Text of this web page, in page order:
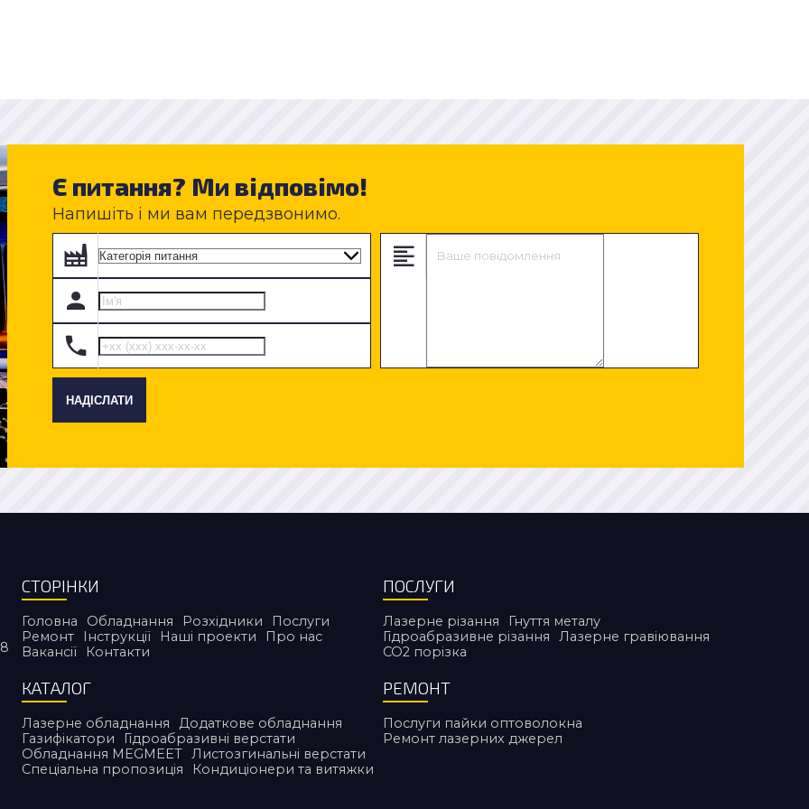
Є питання? Ми відповімо!
Напишіть і ми вам передзвонимо.
НАДІСЛАТИ
СТОРІНКИ
Головна Обладнання Розхідники
Послуги
Ремонт
Інструкції Наші проекти
Про нас
Вакансії
Контакти
КАТАЛОГ
Лазерне обладнання
Додаткове обладнання
Газифікатори
Гідроабразивні верстати
Обладнання MEGMEET Листозгинальні верстати
Спеціальна пропозиція
Кондиціонери та витяжки
ПОСЛУГИ
Лазерне різання
Гнуття металу
Гідроабразивне різання
Лазерне гравіювання
CO2 порiзка
РЕМОНТ
Послуги пайки оптоволокна
Ремонт лазерних джерел